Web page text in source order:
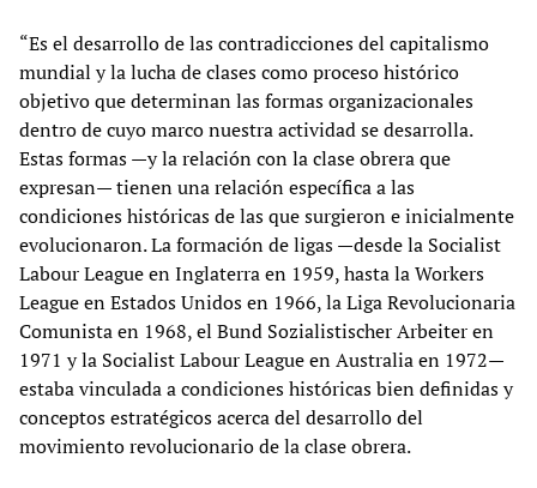
“Es el desarrollo de las contradicciones del capitalismo
mundial y la lucha de clases como proceso histórico
objetivo que determinan las formas organizacionales
dentro de cuyo marco nuestra actividad se desarrolla.
Estas formas —y la relación con la clase obrera que
expresan— tienen una relación específica a las
condiciones históricas de las que surgieron e inicialmente
evolucionaron. La formación de ligas —desde la Socialist
Labour League en Inglaterra en 1959, hasta la Workers
League en Estados Unidos en 1966, la Liga Revolucionaria
Comunista en 1968, el Bund Sozialistischer Arbeiter en
1971 y la Socialist Labour League en Australia en 1972—
estaba vinculada a condiciones históricas bien definidas y
conceptos estratégicos acerca del desarrollo del
movimiento revolucionario de la clase obrera.